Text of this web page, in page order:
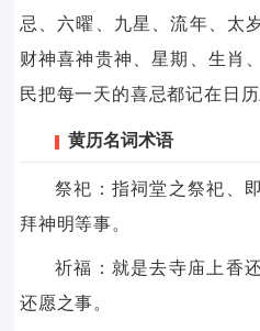
忌、六曜、九星、流年、太
财神喜神贵神、星期、生肖
民把每一天的喜忌都记在日
黄历名词术语
祭祀：指祠堂之祭祀、
拜神明等事。
祈福：就是去寺庙上香
还愿之事。